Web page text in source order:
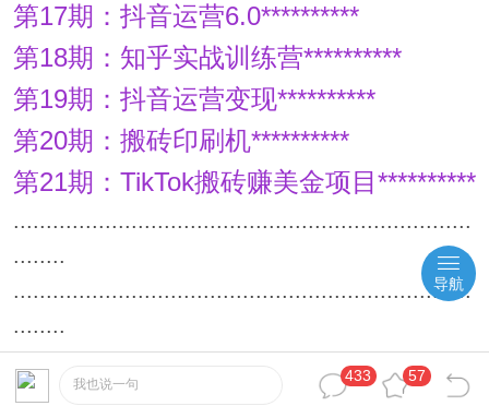
第17期：抖音运营6.0**********
第18期：知乎实战训练营**********
第19期：抖音运营变现**********
第20期：搬砖印刷机**********
第21期：TikTok搬砖赚美金项目**********
......................................................................
........
......................................................................
........
......................................................................
........
我也说一句
433 57
导航